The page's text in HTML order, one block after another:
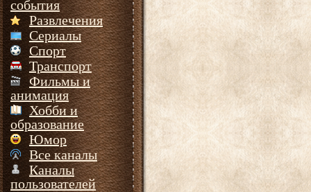
события
Развлечения
Сериалы
Спорт
Транспорт
Фильмы и
анимация
Хобби и
образование
Юмор
Все каналы
Каналы
пользователей